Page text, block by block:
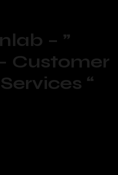
– ”
Customer
“